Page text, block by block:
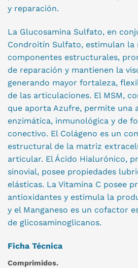
y reparación.
La Glucosamina Sulfato, en
Condroitín Sulfato, estimulan la
componentes estructurales,
de reparación y mantienen la
generando mayor fortaleza,
de las articulaciones. El MSM,
que aporta Azufre, permite una
enzimática, inmunológica y de
conectivo. El Colágeno es un
estructural de la matriz
articular. El Ácido Hialurónico,
sinovial, posee propiedades
elásticas. La Vitamina C posee
antioxidantes y estimula la
y el Manganeso es un cofactor
de glicosaminoglicanos.
Ficha Técnica
Comprimidos.